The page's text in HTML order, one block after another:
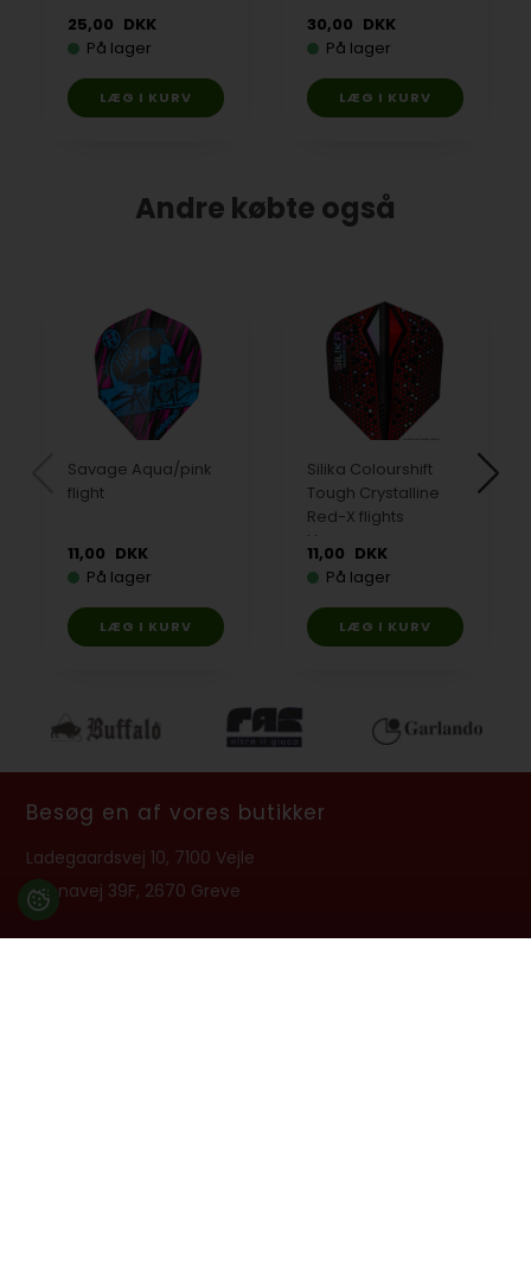
25,00 DKK
På lager
30,00 DKK
På lager
Andre købte også
Savage Aqua/pink
flight
11,00 DKK
På lager
Silika Colourshift
Tough Crystalline
Red-X flights
Harrows
11,00 DKK
På lager
Besøg en af vores butikker
Ladegaardsvej 10, 7100 Vejle
Agenavej 39F, 2670 Greve